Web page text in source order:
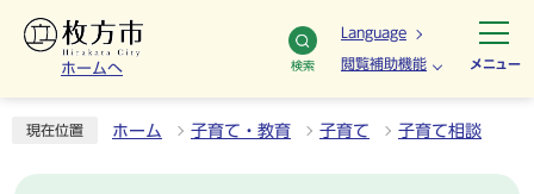
ホームへ 検索
Language
閲覧補助機能 メニュー
現在位置 ホーム 子育て・教育 子育て 子育て相談